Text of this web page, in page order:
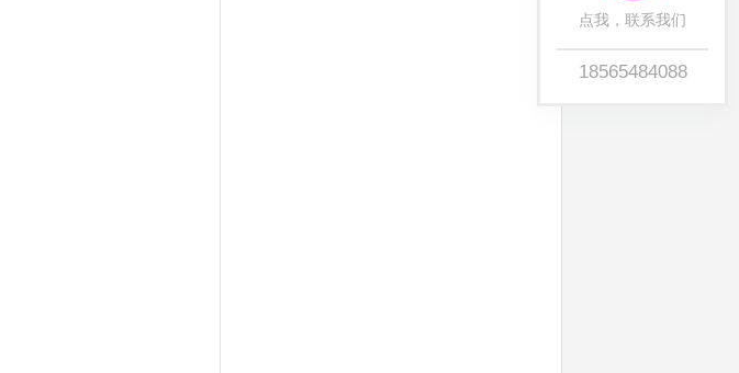
点我，联系我们
18565484088